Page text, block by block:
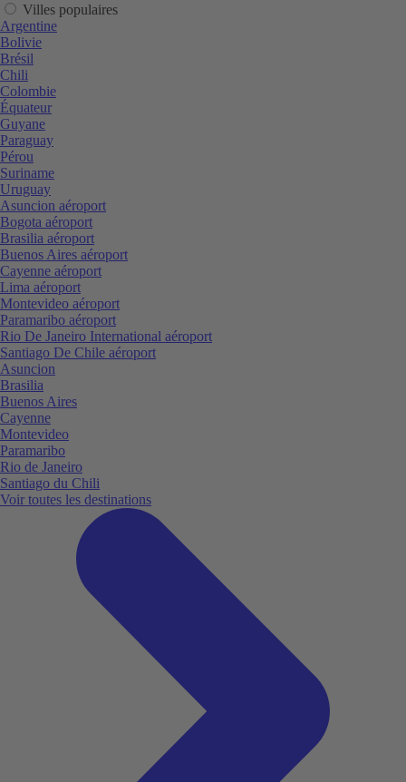
Villes populaires
Argentine
Bolivie
Brésil
Chili
Colombie
Équateur
Guyane
Paraguay
Pérou
Suriname
Uruguay
Asuncion aéroport
Bogota aéroport
Brasilia aéroport
Buenos Aires aéroport
Cayenne aéroport
Lima aéroport
Montevideo aéroport
Paramaribo aéroport
Rio De Janeiro International aéroport
Santiago De Chile aéroport
Asuncion
Brasilia
Buenos Aires
Cayenne
Montevideo
Paramaribo
Rio de Janeiro
Santiago du Chili
Voir toutes les destinations